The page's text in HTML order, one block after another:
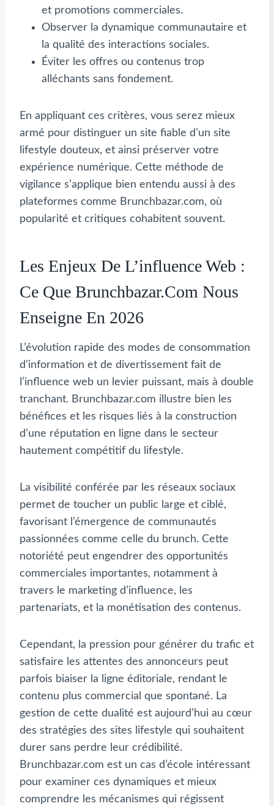
et promotions commerciales.
Observer la dynamique communautaire et
la qualité des interactions sociales.
Éviter les offres ou contenus trop
alléchants sans fondement.
En appliquant ces critères, vous serez mieux
armé pour distinguer un site fiable d’un site
lifestyle douteux, et ainsi préserver votre
expérience numérique. Cette méthode de
vigilance s’applique bien entendu aussi à des
plateformes comme Brunchbazar.com, où
popularité et critiques cohabitent souvent.
Les Enjeux De L’influence Web :
Ce Que Brunchbazar.com Nous
Enseigne En 2026
L’évolution rapide des modes de consommation
d’information et de divertissement fait de
l’influence web un levier puissant, mais à double
tranchant. Brunchbazar.com illustre bien les
bénéfices et les risques liés à la construction
d’une réputation en ligne dans le secteur
hautement compétitif du lifestyle.
La visibilité conférée par les réseaux sociaux
permet de toucher un public large et ciblé,
favorisant l’émergence de communautés
passionnées comme celle du brunch. Cette
notoriété peut engendrer des opportunités
commerciales importantes, notamment à
travers le marketing d’influence, les
partenariats, et la monétisation des contenus.
Cependant, la pression pour générer du trafic et
satisfaire les attentes des annonceurs peut
parfois biaiser la ligne éditoriale, rendant le
contenu plus commercial que spontané. La
gestion de cette dualité est aujourd’hui au cœur
des stratégies des sites lifestyle qui souhaitent
durer sans perdre leur crédibilité.
Brunchbazar.com est un cas d’école intéressant
pour examiner ces dynamiques et mieux
comprendre les mécanismes qui régissent